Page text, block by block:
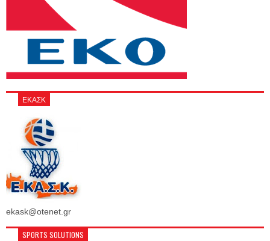
ΕΚΑΣΚ
ekask@otenet.gr
SPORTS SOLUTIONS